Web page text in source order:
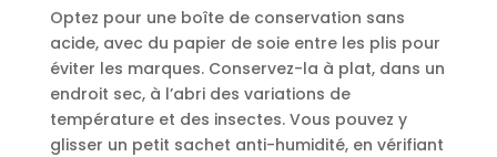
Optez pour une boîte de conservation sans
acide, avec du papier de soie entre les plis pour
éviter les marques. Conservez-la à plat, dans un
endroit sec, à l’abri des variations de
température et des insectes. Vous pouvez y
glisser un petit sachet anti-humidité, en vérifiant